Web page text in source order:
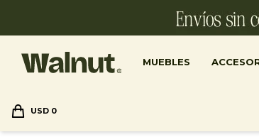
MUEBLES
USD 0